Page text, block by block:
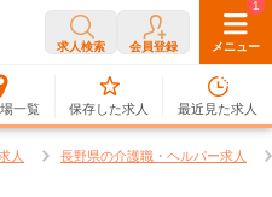
求人検索 会員登録 メニュー
一覧
0
保存した求人
1
最近見た求人
人 長野県の介護職・ヘルパー求人